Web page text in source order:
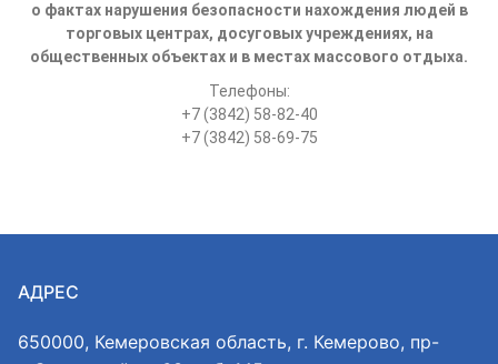
о фактах нарушения безопасности нахождения людей в
торговых центрах, досуговых учреждениях, на
общественных объектах и в местах массового отдыха.
Телефоны:
+7 (3842) 58-82-40
+7 (3842) 58-69-75
АДРЕС
650000, Кемеровская область, г. Кемерово, пр-